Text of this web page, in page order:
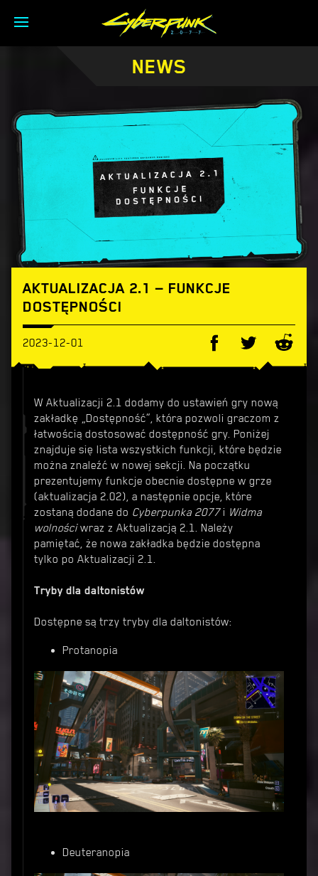
NEWS
AKTUALIZACJA 2.1 — FUNKCJE
DOSTĘPNOŚCI
2023-12-01
W Aktualizacji 2.1 dodamy do ustawień gry nową
zakładkę „Dostępność”, która pozwoli graczom z
łatwością dostosować dostępność gry. Poniżej
znajduje się lista wszystkich funkcji, które będzie
można znaleźć w nowej sekcji. Na początku
prezentujemy funkcje obecnie dostępne w grze
(aktualizacja 2.02), a następnie opcje, które
zostaną dodane do Cyberpunka 2077i Widma
wolnościwraz z Aktualizacją 2.1. Należy
pamiętać, że nowa zakładka będzie dostępna
tylko po Aktualizacji 2.1.
Tryby dla daltonistów
Dostępne są trzy tryby dla daltonistów:
Protanopia
Deuteranopia